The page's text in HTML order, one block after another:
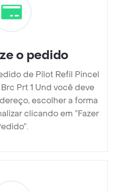
o pedido
de Pilot Refil Pincel
Prt 1 Und você deve
escolher a forma
clicando em ”Fazer